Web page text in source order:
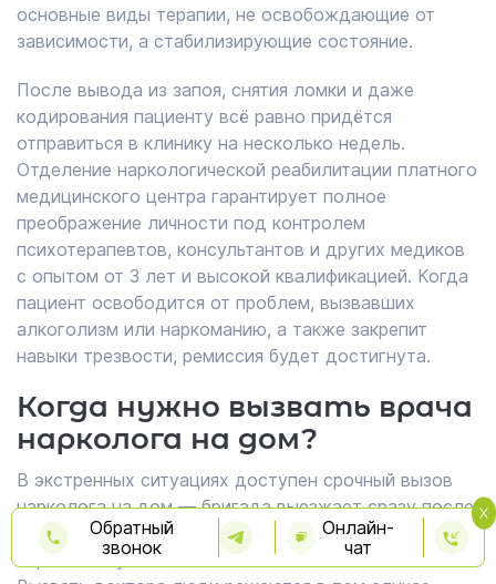
основные виды терапии, не освобождающие от
зависимости, а стабилизирующие состояние.
После вывода из запоя, снятия ломки и даже
кодирования пациенту всё равно придётся
отправиться в клинику на несколько недель.
Отделение наркологической реабилитации платного
медицинского центра гарантирует полное
преображение личности под контролем
психотерапевтов, консультантов и других медиков
с опытом от 3 лет и высокой квалификацией. Когда
пациент освободится от проблем, вызвавших
алкоголизм или наркоманию, а также закрепит
навыки трезвости, ремиссия будет достигнута.
Когда нужно вызвать врача
нарколога на дом?
В экстренных ситуациях доступен срочный вызов
нарколога на дом — бригада выезжает сразу после
обращения и оказывает помощь при запое уже в
первые минуты.
Обратный
звонок
Онлайн-
чат